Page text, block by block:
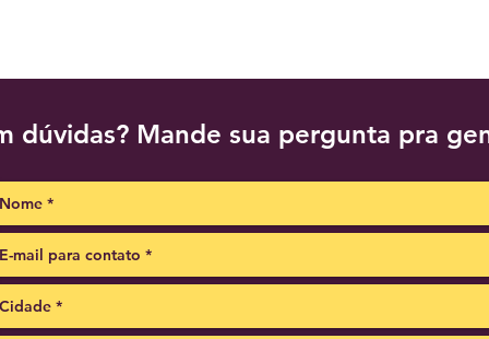
dúvidas? Mande sua pergunta pra